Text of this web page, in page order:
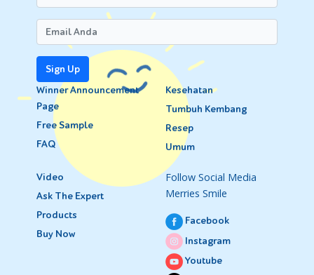
Sign Up
Winner Announcement
Page
Free Sample
FAQ
Kesehatan
Tumbuh Kembang
Resep
Umum
Video
Ask The Expert
Products
Buy Now
Follow Social Media
Merries Smile
Facebook
Instagram
Youtube